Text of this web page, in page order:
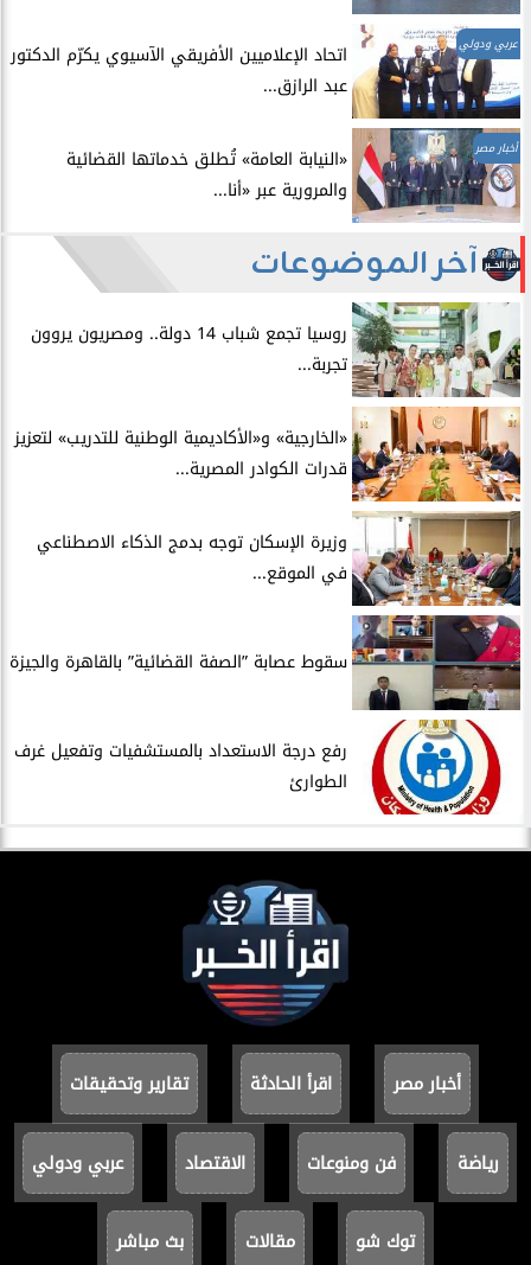
عربي ودولي
اتحاد الإعلاميين الأفريقي الآسيوي يكرّم الدكتور
عبد الرازق...
أخبار مصر
​«النيابة العامة» تُطلق خدماتها القضائية
والمرورية عبر «أنا...
آخر الموضوعات
روسيا تجمع شباب 14 دولة.. ومصريون يروون
تجربة...
​«الخارجية» و«الأكاديمية الوطنية للتدريب» لتعزيز
قدرات الكوادر المصرية...
​وزيرة الإسكان توجه بدمج الذكاء الاصطناعي
في الموقع...
سقوط عصابة ”الصفة القضائية” بالقاهرة والجيزة
​رفع درجة الاستعداد بالمستشفيات وتفعيل غرف
الطوارئ
أخبار مصر اقرأ الحادثة تقارير وتحقيقات
رياضة فن ومنوعات الاقتصاد عربي ودولي
توك شو مقالات بث مباشر